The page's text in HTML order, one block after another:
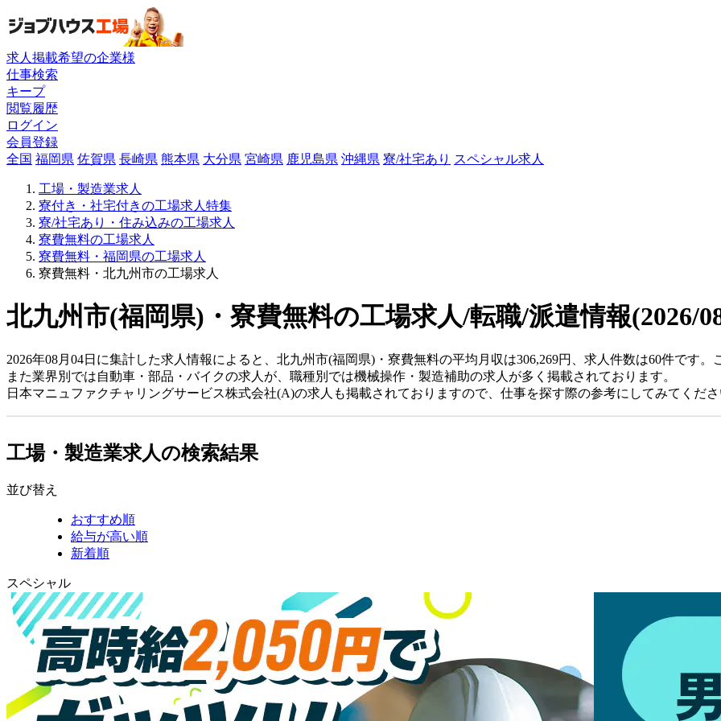
求人掲載希望の企業様
仕事検索
キープ
閲覧履歴
ログイン
会員登録
全国 福岡県 佐賀県 長崎県 熊本県 大分県 宮崎県 鹿児島県 沖縄県 寮/社宅あり スペシャル求人
工場・製造業求人
寮付き・社宅付きの工場求人特集
寮/社宅あり・住み込みの工場求人
寮費無料の工場求人
寮費無料・福岡県の工場求人
寮費無料・北九州市の工場求人
北九州市(福岡県)・寮費無料の工場求人/転職/派遣情報(2026/
2026年08月04日に集計した求人情報によると、北九州市(福岡県)・寮費無料の平均月収は306,269円、求人件数は60件です
また業界別では自動車・部品・バイクの求人が、職種別では機械操作・製造補助の求人が多く掲載されております。
日本マニュファクチャリングサービス株式会社(A)の求人も掲載されておりますので、仕事を探す際の参考にしてみてくだ
工場・製造業求人の検索結果
並び替え
おすすめ順
給与が高い順
新着順
スペシャル